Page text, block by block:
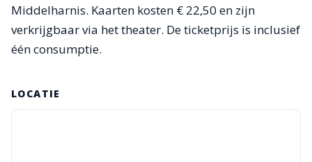
Middelharnis. Kaarten kosten € 22,50 en zijn
verkrijgbaar via het theater. De ticketprijs is inclusief
één consumptie.
LOCATIE